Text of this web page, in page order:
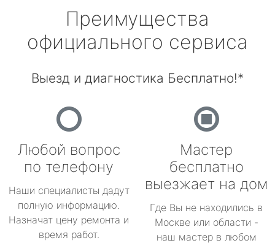
Преимущества
официального сервиса
Выезд и диагностика Бесплатно!*
Любой вопрос
по телефону
Наши специалисты дадут
полную информацию.
Назначат цену ремонта и
время работ.
Мастер
бесплатно
выезжает на дом
Где Вы не находились в
Москве или области -
наш мастер в любом